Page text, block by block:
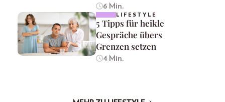
6 Min.
LIFESTYLE
5 Tipps für heikle
Gespräche übers
Grenzen setzen
4 Min.